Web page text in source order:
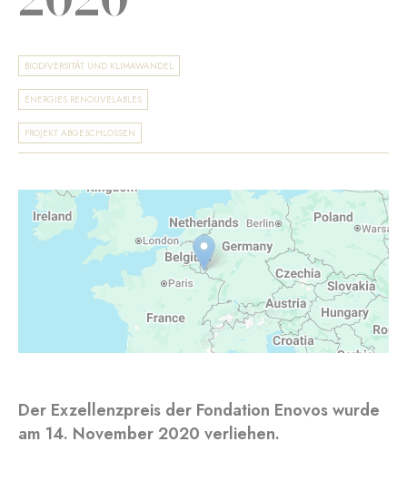
BIODIVERSITÄT UND KLIMAWANDEL
ÉNERGIES RENOUVELABLES
PROJEKT ABGESCHLOSSEN
Der Exzellenzpreis der Fondation Enovos wurde
am 14. November 2020 verliehen.